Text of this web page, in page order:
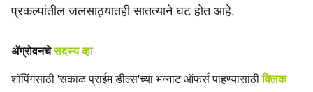
प्रकल्पांतील जलसाठ्यातही सातत्याने घट होत आहे.
ॲग्रोवनचेसदस्य व्हा
शॉपिंगसाठी 'सकाळ प्राईम डील्स'च्या भन्नाट ऑफर्स पाहण्यासाठीक्लिक